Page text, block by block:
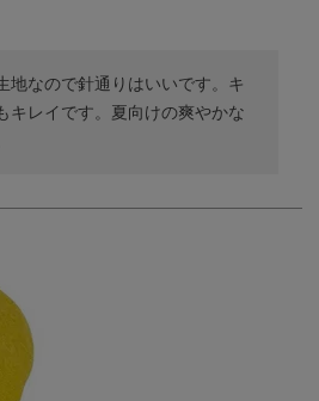
地なので針通りはいいです。キ
キレイです。夏向けの爽やかな